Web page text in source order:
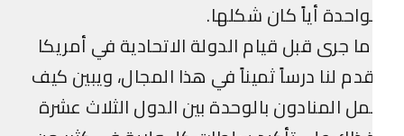
أياً كان شكلها.
جرى قبل قيام الدولة الاتحادية في أمريكا
لنا درساً ثميناً في هذا المجال، ويبين كيف
المنادون بالوحدة بين الدول الثلاث عشرة